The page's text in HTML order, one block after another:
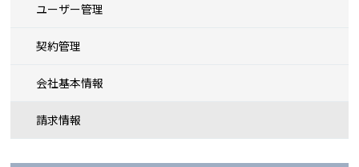
ユーザー管理
契約管理
会社基本情報
請求情報